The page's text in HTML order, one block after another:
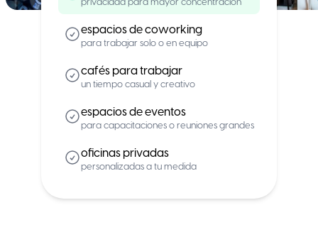
privacidad para mayor concentración
espacios de coworking
para trabajar solo o en equipo
cafés para trabajar
un tiempo casual y creativo
espacios de eventos
para capacitaciones o reuniones grandes
oficinas privadas
personalizadas a tu medida